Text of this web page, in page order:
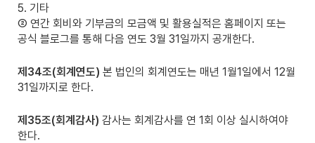
5. 기타
② 연간 회비와 기부금의 모금액 및 활용실적은 홈페이지 또는
공식 블로그를 통해 다음 연도 3월 31일까지 공개한다.
제34조(회계연도) 본 법인의 회계연도는 매년 1월1일에서 12월
31일까지로 한다.
제35조(회계감사) 감사는 회계감사를 연 1회 이상 실시하여야
한다.